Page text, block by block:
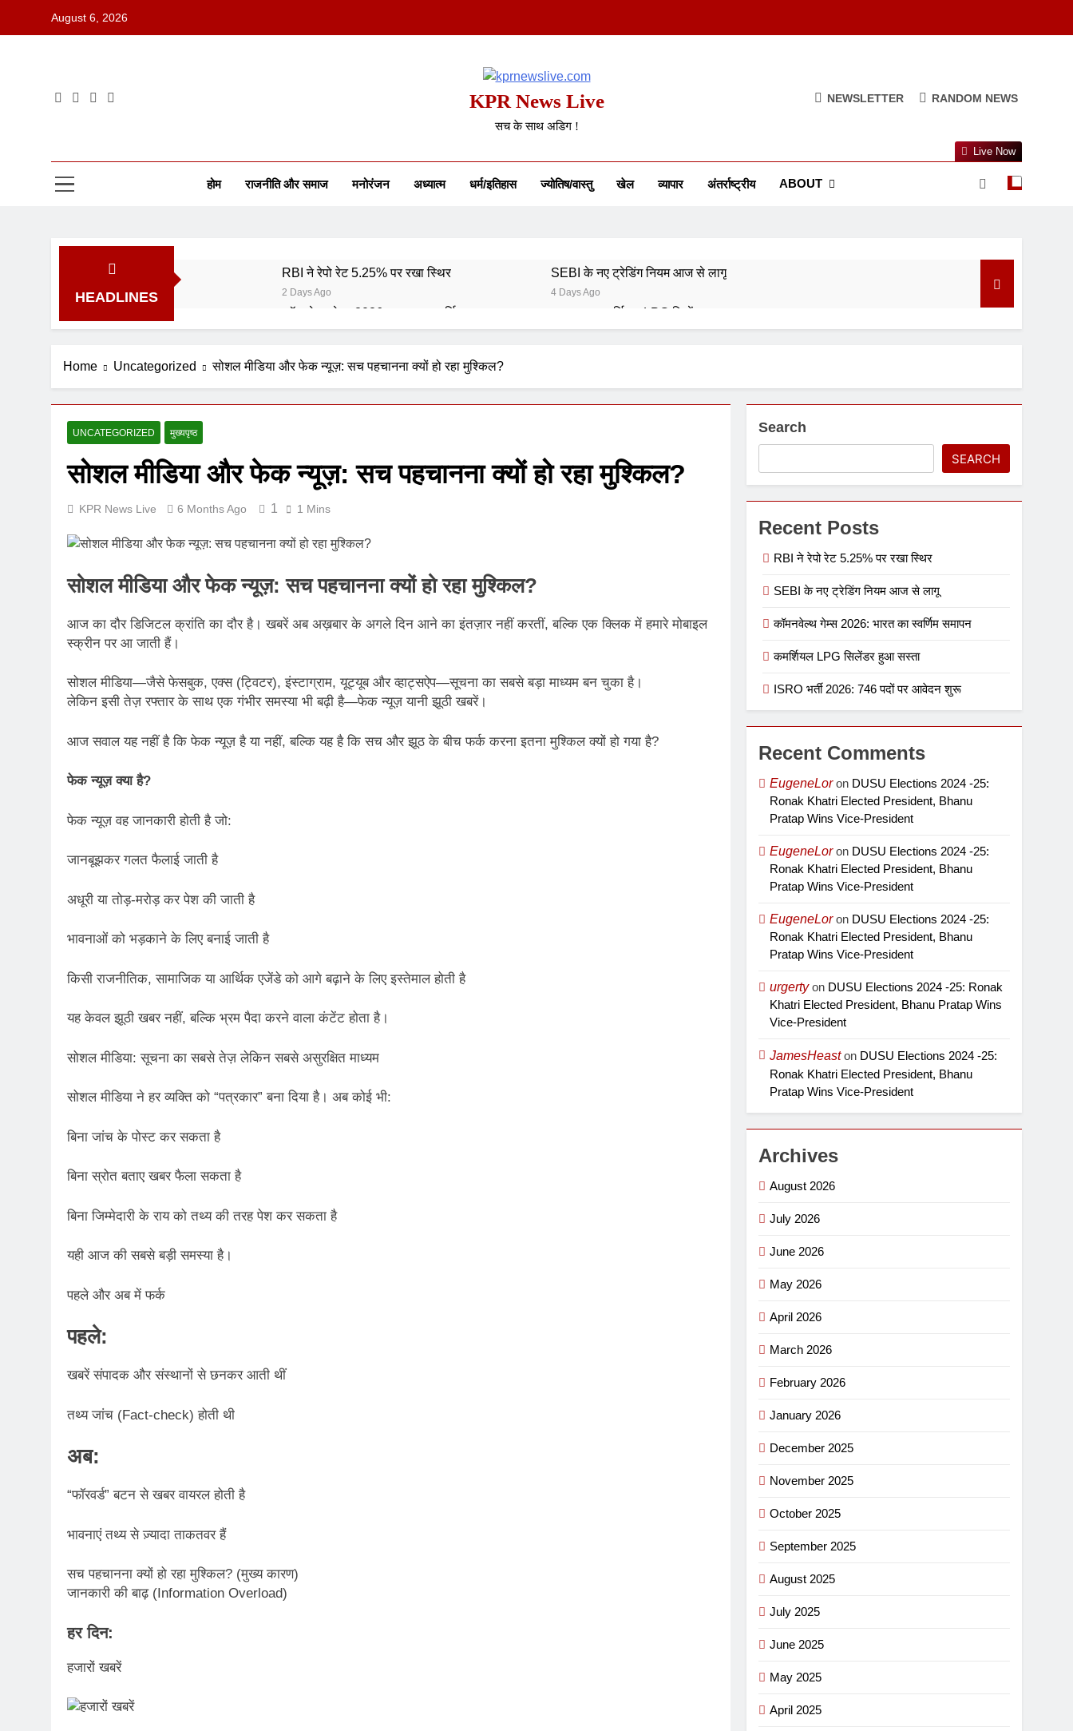
August 6, 2026
KPR News Live
सच के साथ अडिग !
NEWSLETTER RANDOM NEWS
होम राजनीति और समाज मनोरंजन अध्यात्म धर्म/इतिहास ज्योतिष/वास्तु खेल व्यापार अंतर्राष्ट्रीय ABOUT
Live Now
HEADLINES
RBI ने रेपो रेट 5.25% पर रखा स्थिर
2 Days Ago
SEBI के नए ट्रेडिंग नियम आज से लागू
4 Days Ago
कॉमनवेल्थ गेम्स 2026: भारत का स्वर्णिम समापन
5 Days Ago
कमर्शियल LPG सिलेंडर हुआ सस्ता
6 Days Ago
7 Days Ago
Home Uncategorized सोशल मीडिया और फेक न्यूज़: सच पहचानना क्यों हो रहा मुश्किल?
UNCATEGORIZED मुख्यपृष्ठ
सोशल मीडिया और फेक न्यूज़: सच पहचानना क्यों हो रहा मुश्किल?
KPR News Live 6 Months Ago 1 1 Mins
सोशल मीडिया और फेक न्यूज़: सच पहचानना क्यों हो रहा मुश्किल?
आज का दौर डिजिटल क्रांति का दौर है। खबरें अब अख़बार के अगले दिन आने का इंतज़ार नहीं करतीं, बल्कि एक क्लिक में हमारे मोबाइल
स्क्रीन पर आ जाती हैं।
सोशल मीडिया—जैसे फेसबुक, एक्स (ट्विटर), इंस्टाग्राम, यूट्यूब और व्हाट्सऐप—सूचना का सबसे बड़ा माध्यम बन चुका है।
लेकिन इसी तेज़ रफ्तार के साथ एक गंभीर समस्या भी बढ़ी है—फेक न्यूज़ यानी झूठी खबरें।
आज सवाल यह नहीं है कि फेक न्यूज़ है या नहीं, बल्कि यह है कि सच और झूठ के बीच फर्क करना इतना मुश्किल क्यों हो गया है?
फेक न्यूज़ क्या है?
फेक न्यूज़ वह जानकारी होती है जो:
जानबूझकर गलत फैलाई जाती है
अधूरी या तोड़-मरोड़ कर पेश की जाती है
भावनाओं को भड़काने के लिए बनाई जाती है
किसी राजनीतिक, सामाजिक या आर्थिक एजेंडे को आगे बढ़ाने के लिए इस्तेमाल होती है
यह केवल झूठी खबर नहीं, बल्कि भ्रम पैदा करने वाला कंटेंट होता है।
सोशल मीडिया: सूचना का सबसे तेज़ लेकिन सबसे असुरक्षित माध्यम
सोशल मीडिया ने हर व्यक्ति को “पत्रकार” बना दिया है। अब कोई भी:
बिना जांच के पोस्ट कर सकता है
बिना स्रोत बताए खबर फैला सकता है
बिना जिम्मेदारी के राय को तथ्य की तरह पेश कर सकता है
यही आज की सबसे बड़ी समस्या है।
पहले और अब में फर्क
पहले:
खबरें संपादक और संस्थानों से छनकर आती थीं
तथ्य जांच (Fact-check) होती थी
अब:
“फॉरवर्ड” बटन से खबर वायरल होती है
भावनाएं तथ्य से ज़्यादा ताकतवर हैं
सच पहचानना क्यों हो रहा मुश्किल? (मुख्य कारण)
जानकारी की बाढ़ (Information Overload)
हर दिन:
हजारों खबरें
Search
SEARCH
Recent Posts
RBI ने रेपो रेट 5.25% पर रखा स्थिर
SEBI के नए ट्रेडिंग नियम आज से लागू
कॉमनवेल्थ गेम्स 2026: भारत का स्वर्णिम समापन
कमर्शियल LPG सिलेंडर हुआ सस्ता
ISRO भर्ती 2026: 746 पदों पर आवेदन शुरू
Recent Comments
EugeneLoron DUSU Elections 2024 -25:
Ronak Khatri Elected President, Bhanu
Pratap Wins Vice-President
EugeneLoron DUSU Elections 2024 -25:
Ronak Khatri Elected President, Bhanu
Pratap Wins Vice-President
EugeneLoron DUSU Elections 2024 -25:
Ronak Khatri Elected President, Bhanu
Pratap Wins Vice-President
urgertyon DUSU Elections 2024 -25: Ronak
Khatri Elected President, Bhanu Pratap Wins
Vice-President
JamesHeaston DUSU Elections 2024 -25:
Ronak Khatri Elected President, Bhanu
Pratap Wins Vice-President
Archives
August 2026
July 2026
June 2026
May 2026
April 2026
March 2026
February 2026
January 2026
December 2025
November 2025
October 2025
September 2025
August 2025
July 2025
June 2025
May 2025
April 2025